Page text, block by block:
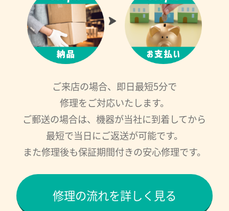
ご来店の場合、即日最短5分で
修理をご対応いたします。
ご郵送の場合は、機器が当社に到着してから
最短で当日にご返送が可能です。
また修理後も保証期間付きの安心修理です。
修理の流れを詳しく見る